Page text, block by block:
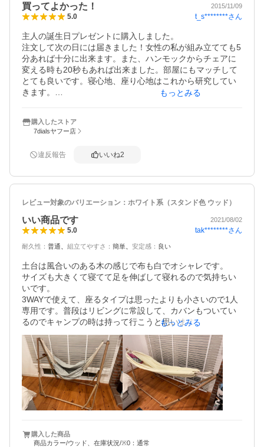
買ってよかった！ 2015/11/09
5.0 t_s********さん
主人の誕生日プレゼントに購入しました。
注文して次の日には届きました！女性の私が組み立てても5
分あれば十分に出来ます。また、ハンモックからチェアに
変える時も20秒もあれば出来ました。部屋にもマッチして
とても良いです。寝心地、座り心地はこれから研究してい
きます。
もっとみる
購入したストア
7dialsヤフー店
違反報告 いいね2
レビュー対象のバリエーション： ホワイト系（スタンド色 ウッド）
いい商品です 2021/08/02
5.0 tak********さん
耐久性 ： 普通 組立てやすさ ： 簡単 安定感 ： 良い
土台は風合いのある木の感じで布も白でオシャレです。
サイズも大きくて寝てて足を伸ばして寝れるので気持ちい
いです。
3WAYで使えて、座るタイプは思ったよりも小さいので1人
専用です。普段はリビングに常設して、カバンもついてい
るのでキャンプの時は持って行こうと思います。
夏はソファーよりも涼しいと思います。
もっとみる
購入した商品
商品カラー/ウッド、在庫状況/※0：通常